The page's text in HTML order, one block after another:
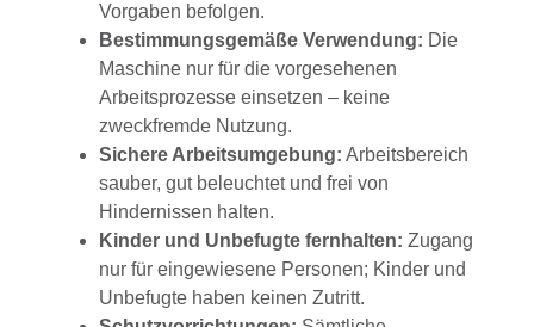
Vorgaben befolgen.
Bestimmungsgemäße Verwendung: Die
Maschine nur für die vorgesehenen
Arbeitsprozesse einsetzen – keine
zweckfremde Nutzung.
Sichere Arbeitsumgebung: Arbeitsbereich
sauber, gut beleuchtet und frei von
Hindernissen halten.
Kinder und Unbefugte fernhalten: Zugang
nur für eingewiesene Personen; Kinder und
Unbefugte haben keinen Zutritt.